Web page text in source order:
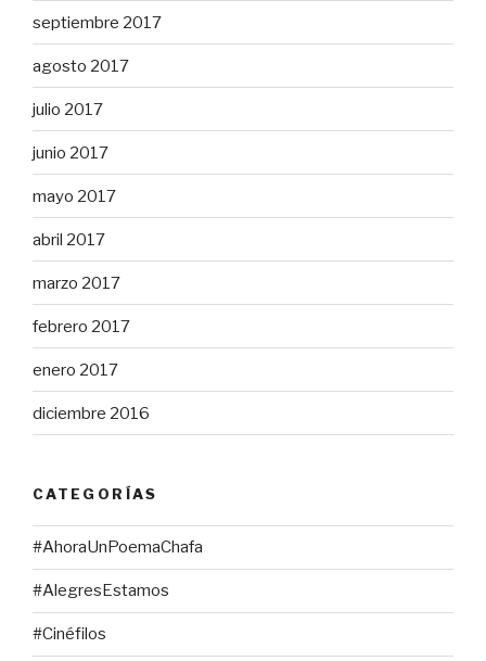
septiembre 2017
agosto 2017
julio 2017
junio 2017
mayo 2017
abril 2017
marzo 2017
febrero 2017
enero 2017
diciembre 2016
CATEGORÍAS
#AhoraUnPoemaChafa
#AlegresEstamos
#Cinéfilos